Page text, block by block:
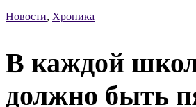
Новости, Хроника
В каждой
должно быть